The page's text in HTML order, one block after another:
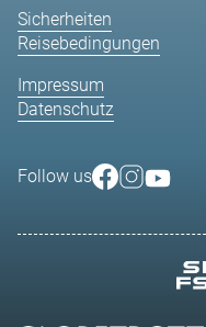
Sicherheiten
Reisebedingungen
Impressum
Datenschutz
Follow us